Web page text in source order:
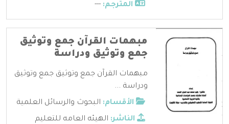
المترجم: ---
مبهمات القرآن جمع وتوثيق
جمع وتوثيق ودراسة
مبهمات القرآن جمع وتوثيق جمع وتوثيق
ودراسة ...
الأقسام: البحوث والرسائل العلمية
الناشر: الهيئه العامه للتعليم